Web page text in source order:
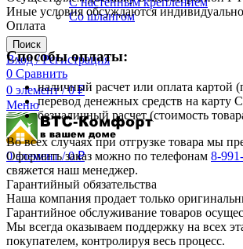
Со шлангом
Поиск
Вход / Регистрация
0 Сравнить
0 элемент / 0₽
Меню
0элемент / 0₽
Иные условия обсуждаются
Оплата
Способы оплаты:
наличный расчет или оплата картой
перевод денежных средств на карту
безналичный расчет (стоимость
Во всех случаях при отгрузке товара мы
Оформить заказ можно по телефонам 8-
свяжется наш менеджер.
Гарантийный обязательства
Наша компания продает только
Гарантийное обслуживание товаров
Мы всегда оказываем поддержку на всех
покупателем, контролируя весь процесс.